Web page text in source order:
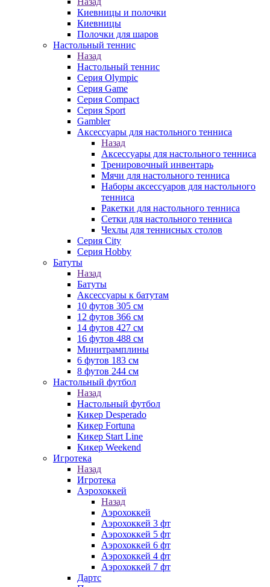
Киевницы и полочки
Киевницы
Полочки для шаров
Настольный теннис
Назад
Настольный теннис
Серия Olympic
Серия Game
Серия Compact
Серия Sport
Gambler
Аксессуары для настольного тенниса
Назад
Аксессуары для настольного тенниса
Тренировочный инвентарь
Мячи для настольного тенниса
Наборы аксессуаров для настольного
тенниса
Ракетки для настольного тенниса
Сетки для настольного тенниса
Чехлы для теннисных столов
Серия City
Серия Hobby
Батуты
Назад
Батуты
Аксессуары к батутам
10 футов 305 см
12 футов 366 см
14 футов 427 см
16 футов 488 см
Минитрамплины
6 футов 183 см
8 футов 244 см
Настольный футбол
Назад
Настольный футбол
Кикер Desperado
Кикер Fortuna
Кикер Start Line
Кикер Weekend
Игротека
Назад
Игротека
Аэрохоккей
Назад
Аэрохоккей
Аэрохоккей 3 фт
Аэрохоккей 5 фт
Аэрохоккей 6 фт
Аэрохоккей 4 фт
Аэрохоккей 7 фт
Дартс